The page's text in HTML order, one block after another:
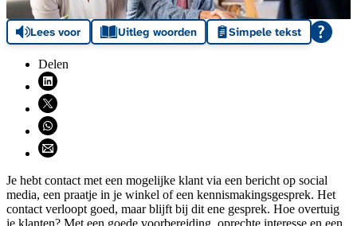
Lees voor Uitleg woorden Simpele tekst
Delen
Deel via LinkedIn (opent nieuw venster)
Deel via X (opent nieuw venster)
Deel via WhatsApp (opent WhatsApp)
Deel via email (opent email programma)
Je hebt contact met een mogelijke klant via een bericht op social
media, een praatje in je winkel of een kennismakingsgesprek. Het
contact verloopt goed, maar blijft bij dit ene gesprek. Hoe overtuig
je klanten? Met een goede voorbereiding, oprechte interesse en een